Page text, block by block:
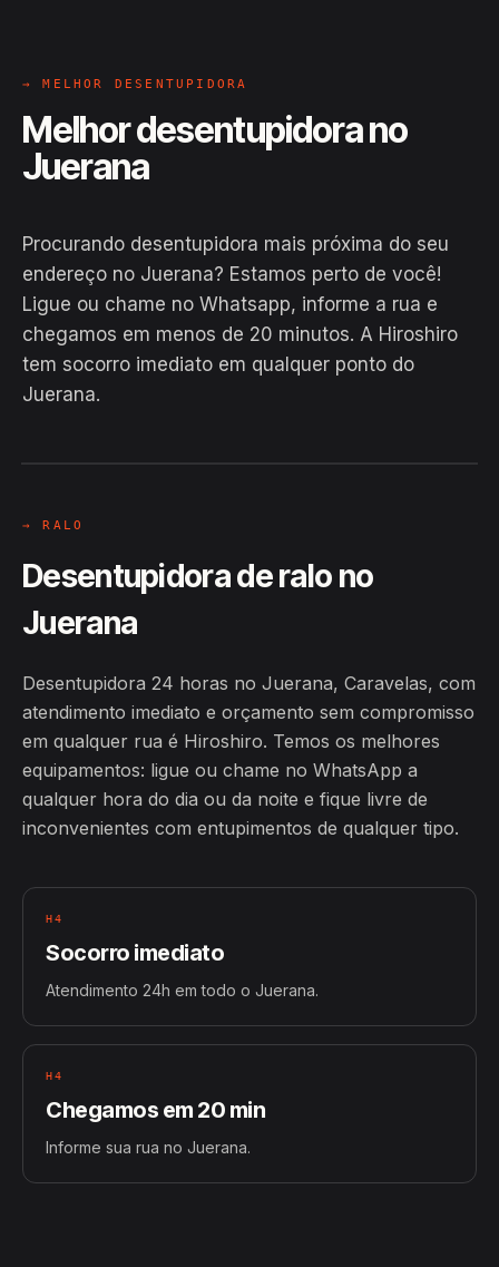
→ MELHOR DESENTUPIDORA
Melhor desentupidora no
Juerana
Procurando desentupidora mais próxima do seu
endereço no Juerana? Estamos perto de você!
Ligue ou chame no Whatsapp, informe a rua e
chegamos em menos de 20 minutos. A Hiroshiro
tem socorro imediato em qualquer ponto do
Juerana.
EM CAMPO
→ RALO
Desentupidora de ralo no
Juerana
Desentupidora 24 horas no Juerana, Caravelas, com
atendimento imediato e orçamento sem compromisso
em qualquer rua é Hiroshiro. Temos os melhores
equipamentos: ligue ou chame no WhatsApp a
qualquer hora do dia ou da noite e fique livre de
inconvenientes com entupimentos de qualquer tipo.
H4
Socorro imediato
Atendimento 24h em todo o Juerana.
H4
Chegamos em 20 min
Informe sua rua no Juerana.